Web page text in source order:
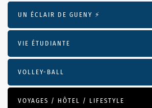
UN ÉCLAIR DE GUENY ⚡️
VIE ÉTUDIANTE
VOLLEY-BALL
VOYAGES / HÔTEL / LIFESTYLE